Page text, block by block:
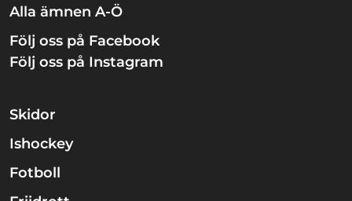
Alla ämnen A-Ö
Följ oss på Facebook
Följ oss på Instagram
Skidor
Ishockey
Fotboll